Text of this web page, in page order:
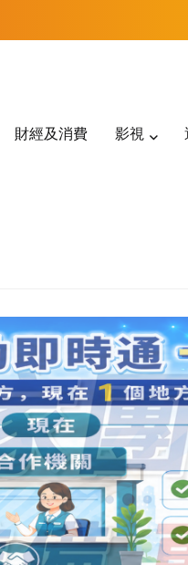
財經及消費 影視